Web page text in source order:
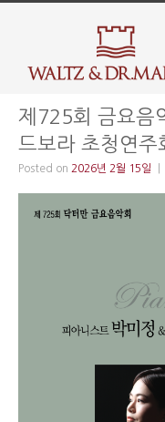
제725회 금요음
드보라 초청연주
Posted on 2026년 2월 15일